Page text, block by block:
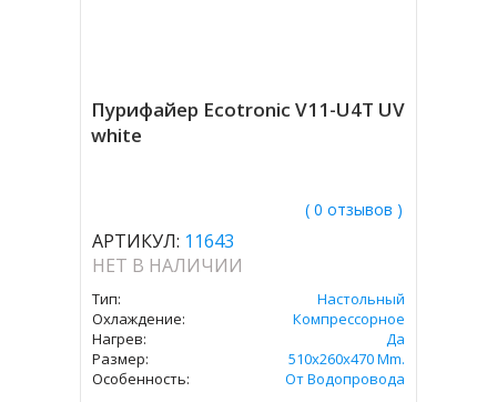
Пурифайер Ecotronic V11-U4T UV
white
( 0 отзывов )
АРТИКУЛ: 11643
НЕТ В НАЛИЧИИ
Тип:
Настольный
Охлаждение:
Компрессорное
Нагрев:
Да
Размер:
510x260x470 Mm.
Особенность:
От Водопровода